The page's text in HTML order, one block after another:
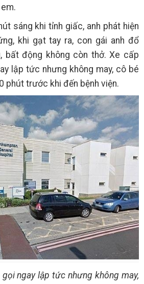
sáng khi tỉnh giấc, anh phát hiện
khi gạt tay ra, con gái anh đổ
bất động không còn thở. Xe cấp
lập tức nhưng không may, cô bé
phút trước khi đến bệnh viện.
ngay lập tức nhưng không may,